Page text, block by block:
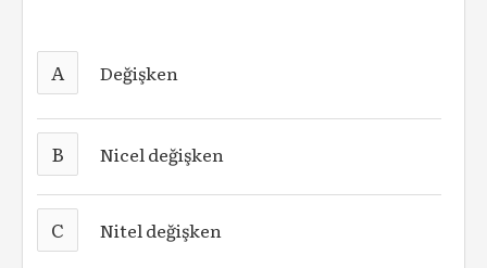
A Değişken
B Nicel değişken
C Nitel değişken